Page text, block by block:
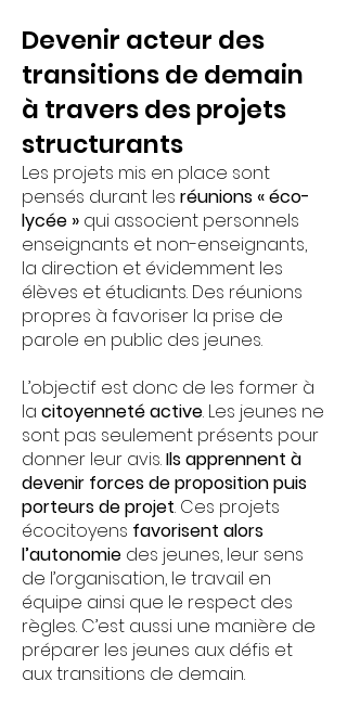
Devenir acteur des
transitions de demain
à travers des projets
structurants
Les projets mis en place sont
pensés durant les réunions « éco-
lycée » qui associent personnels
enseignants et non-enseignants,
la direction et évidemment les
élèves et étudiants. Des réunions
propres à favoriser la prise de
parole en public des jeunes.
L’objectif est donc de les former à
la citoyenneté active. Les jeunes ne
sont pas seulement présents pour
donner leur avis.Ils apprennent à
devenir forces de proposition puis
porteurs de projet. Ces projets
écocitoyens favorisent alors
l’autonomie des jeunes, leur sens
de l’organisation, le travail en
équipe ainsi que le respect des
règles. C’est aussi une manière de
préparer les jeunes aux défis et
aux transitions de demain.